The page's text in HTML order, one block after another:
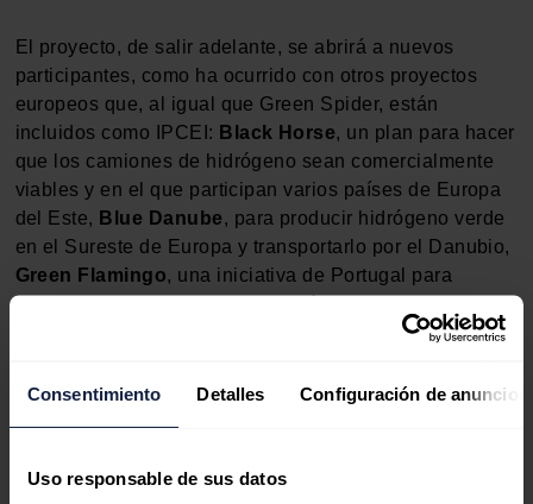
Consentimiento Detalles Configuración de anuncios
Uso responsable de sus datos
El proyecto, de salir adelante, se abrirá a nuevos
participantes, como ha ocurrido con otros proyectos
europeos que, al igual que Green Spider, están
incluidos como IPCEI: Black Horse, un plan para hacer
que los camiones de hidrógeno sean comercialmente
viables y en el que participan varios países de Europa
del Este, Blue Danube, para producir hidrógeno verde
en el Sureste de Europa y transportarlo por el Danubio,
Green Flamingo, una iniciativa de Portugal para
desarrollar una industria del hidrógeno,
, un plan similar de los Países Bajos,White
liderado por Grecia, y otros proyectos con una gran